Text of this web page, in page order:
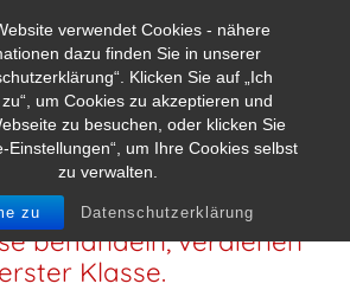
verwendet Cookies - nähere
dazu finden Sie in unserer
Klicken Sie auf „Ich
um Cookies zu akzeptieren und
zu besuchen, oder klicken Sie
Einstellungen“, um Ihre Cookies selbst
zu verwalten.
zu Datenschutzerklärung
andere wie Menschen
behandeln, verdienen
Klasse.